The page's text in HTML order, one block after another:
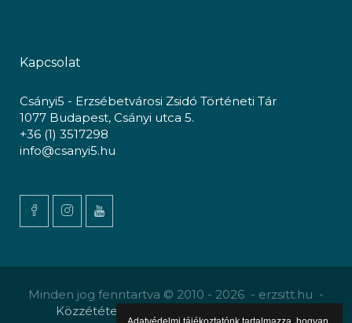
Kapcsolat
Csányi5 - Erzsébetvárosi Zsidó Történeti Tár
1077 Budapest, Csányi utca 5.
+36 (1) 3517298
info@csanyi5.hu
Minden jog fenntartva © 2010 - 2026 - erzsitt.hu -
Közzététel